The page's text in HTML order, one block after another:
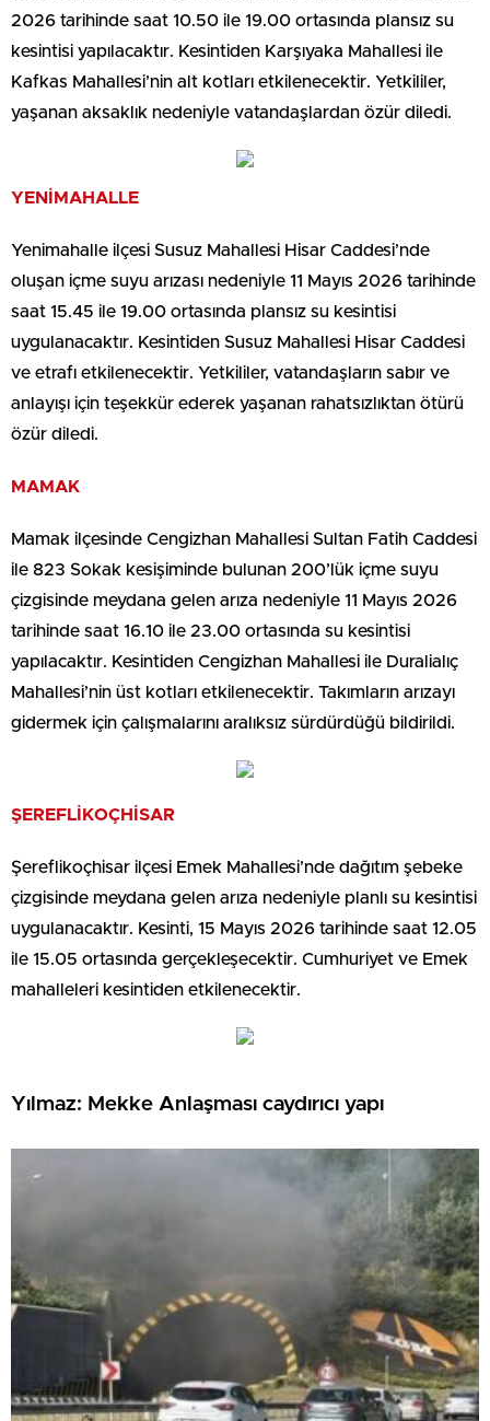
2026 tarihinde saat 10.50 ile 19.00 ortasında plansız su
kesintisi yapılacaktır. Kesintiden Karşıyaka Mahallesi ile
Kafkas Mahallesi’nin alt kotları etkilenecektir. Yetkililer,
yaşanan aksaklık nedeniyle vatandaşlardan özür diledi.
YENİMAHALLE
Yenimahalle ilçesi Susuz Mahallesi Hisar Caddesi’nde
oluşan içme suyu arızası nedeniyle 11 Mayıs 2026 tarihinde
saat 15.45 ile 19.00 ortasında plansız su kesintisi
uygulanacaktır. Kesintiden Susuz Mahallesi Hisar Caddesi
ve etrafı etkilenecektir. Yetkililer, vatandaşların sabır ve
anlayışı için teşekkür ederek yaşanan rahatsızlıktan ötürü
özür diledi.
MAMAK
Mamak ilçesinde Cengizhan Mahallesi Sultan Fatih Caddesi
ile 823 Sokak kesişiminde bulunan 200’lük içme suyu
çizgisinde meydana gelen arıza nedeniyle 11 Mayıs 2026
tarihinde saat 16.10 ile 23.00 ortasında su kesintisi
yapılacaktır. Kesintiden Cengizhan Mahallesi ile Duralialıç
Mahallesi’nin üst kotları etkilenecektir. Takımların arızayı
gidermek için çalışmalarını aralıksız sürdürdüğü bildirildi.
ŞEREFLİKOÇHİSAR
Şereflikoçhisar ilçesi Emek Mahallesi’nde dağıtım şebeke
çizgisinde meydana gelen arıza nedeniyle planlı su kesintisi
uygulanacaktır. Kesinti, 15 Mayıs 2026 tarihinde saat 12.05
ile 15.05 ortasında gerçekleşecektir. Cumhuriyet ve Emek
mahalleleri kesintiden etkilenecektir.
Yılmaz: Mekke Anlaşması caydırıcı yapı